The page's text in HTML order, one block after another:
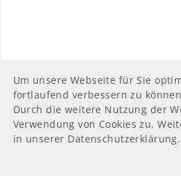
Um unsere Webseite für Sie
fortlaufend verbessern zu
Durch die weitere Nutzung der
Verwendung von Cookies zu.
in unserer Datenschutzerklärung.